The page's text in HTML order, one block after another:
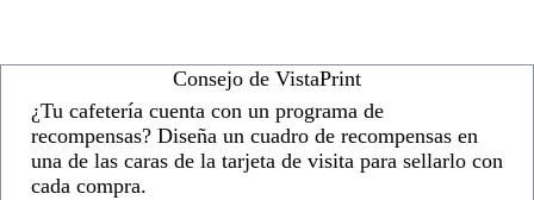
Consejo de VistaPrint
¿Tu cafetería cuenta con un programa de
recompensas? Diseña un cuadro de recompensas en
una de las caras de la tarjeta de visita para sellarlo con
cada compra.